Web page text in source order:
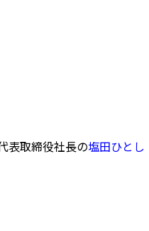
表取締役社長の塩田ひとし